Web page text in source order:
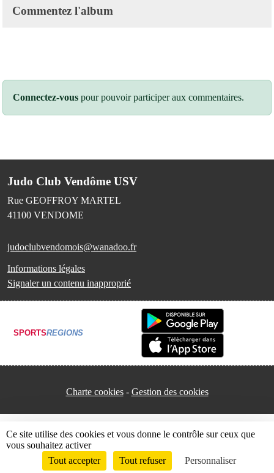
Commentez l'album
Connectez-vous pour pouvoir participer aux commentaires.
Judo Club Vendôme USV
Rue GEOFFROY MARTEL
41100 VENDOME
judoclubvendomois@wanadoo.fr
Informations légales
Signaler un contenu inapproprié
SPORTSREGIONS
Charte cookies Gestion des cookies
Envie de participer ? Connexion
Ce site utilise des cookies et vous donne le contrôle sur ceux que
vous souhaitez activer
Tout accepter
Tout refuser Personnaliser